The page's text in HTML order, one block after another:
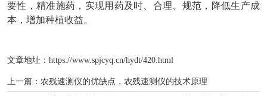
要性，精准施药，实现用药及时、合理、规范，降低生产成
本，增加种植收益。
文章地址： https://www.spjcyq.cn/hydt/420.html
上一篇： 农残速测仪的优缺点，农残速测仪的技术原理